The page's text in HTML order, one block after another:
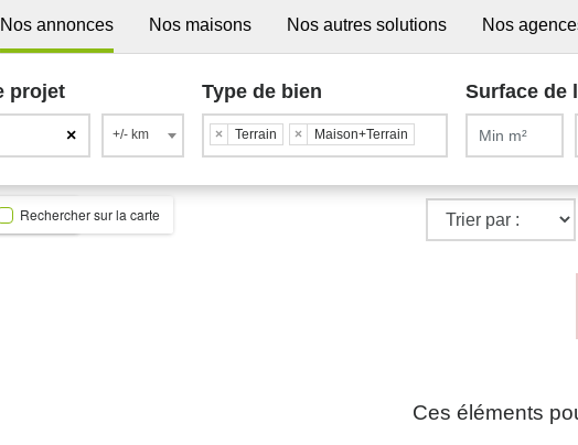
Nos annonces Nos maisons Nos autres solutions Nos
projet
× +/- km
Type de bien
× Terrain × Maison+Terrain
Surface de
Green
Rechercher sur la carte
Ces éléments